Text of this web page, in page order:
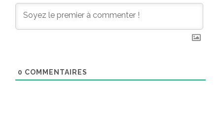
0 COMMENTAIRES